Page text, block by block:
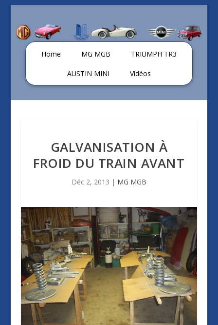
Home MG MGB TRIUMPH TR3
AUSTIN MINI Vidéos
GALVANISATION À
FROID DU TRAIN AVANT
Déc 2, 2013 | MG MGB